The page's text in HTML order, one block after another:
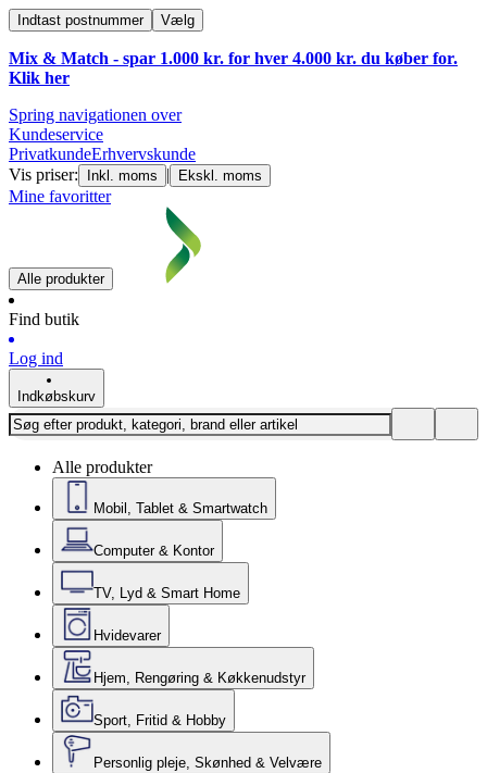
Indtast postnummer Vælg
Mix & Match - spar 1.000 kr. for hver 4.000 kr. du køber for.
Klik her
Spring navigationen over
Kundeservice
PrivatkundeErhvervskunde
Vis priser:
Inkl. moms | Ekskl. moms
Mine favoritter
Alle produkter
Find butik
Log ind
Indkøbskurv
Alle produkter
Mobil, Tablet & Smartwatch
Computer & Kontor
TV, Lyd & Smart Home
Hvidevarer
Hjem, Rengøring & Køkkenudstyr
Sport, Fritid & Hobby
Personlig pleje, Skønhed & Velvære